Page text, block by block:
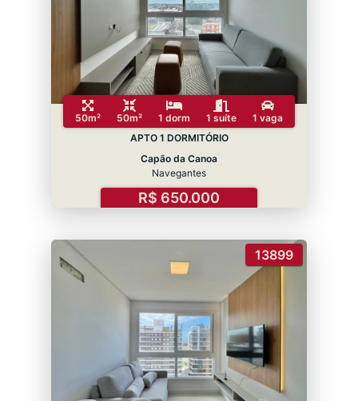
50m² 50m² 1 dorm 1 suíte
1 vaga
APTO 1 DORMITÓRIO
Capão da Canoa
Navegantes
R$ 650.000
13899